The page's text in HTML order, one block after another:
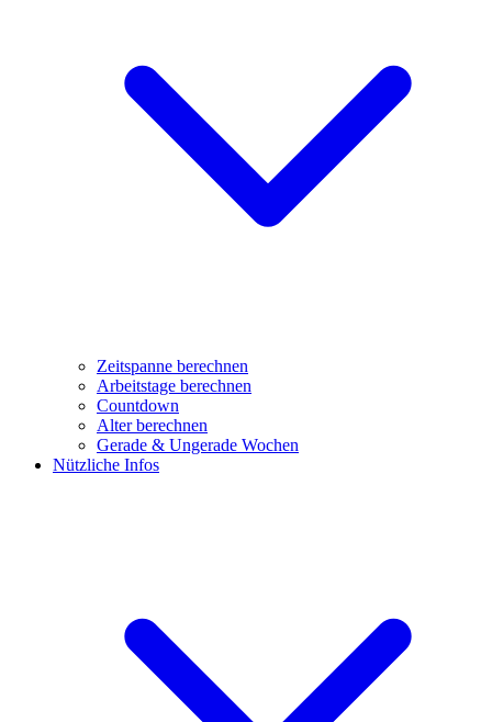
Zeitspanne berechnen
Arbeitstage berechnen
Countdown
Alter berechnen
Gerade & Ungerade Wochen
Nützliche Infos